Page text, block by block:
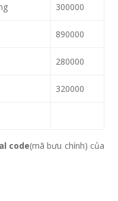
300000
890000
280000
320000
code(mã bưu chính) của